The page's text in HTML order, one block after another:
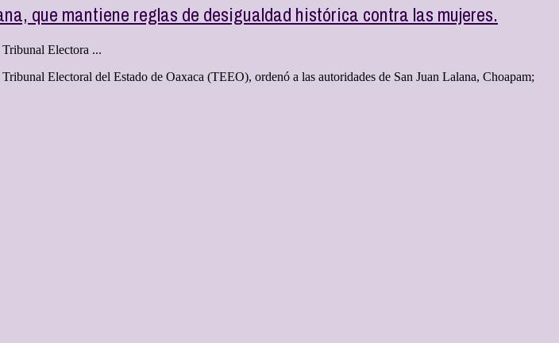
que mantiene reglas de desigualdad histórica contra las mujeres.
Electora ...
Electoral del Estado de Oaxaca (TEEO), ordenó a las autoridades de San Juan Lalana, Choapam;